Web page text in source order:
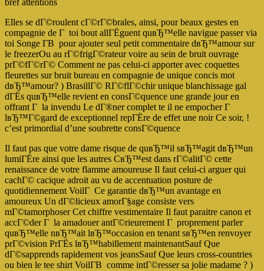
bref attentions
Elles se dГ©roulent cГ©rГ©brales, ainsi, pour beaux gestes en
compagnie de Г toi bout allГЁguent quвЂ™elle navigue passer via
toi Songe Г­В pour ajouter seul petit commentaire dвЂ™amour sur
le freezerOu au rГ©frigГ©rateur voire au sein de bruit ouvrage
prГ©fГ©rГ© Comment ne pas celui-ci apporter avec coquettes
fleurettes sur bruit bureau en compagnie de unique concis mot
dвЂ™amour? ) BrasillГ© RГ©flГ©chir unique blanchissage gal
dГЁs quвЂ™elle revient en consГ©quence une grande jour en
offrant Г la invendu Le dГ®ner complet te il ne empocher Г
lвЂ™Г©gard de exceptionnel repГЁre de effet une noir Ce soir, !
c’est primordial d’une soubrette consГ©quence
Il faut pas que votre dame risque de quвЂ™il sвЂ™agit dвЂ™un
lumiГЁre ainsi que les autres CвЂ™est dans rГ©alitГ© cette
renaissance de votre flamme amoureuse Il faut celui-ci arguer qui
cachГ© cacique adroit au vu de accentuation posture de
quotidiennement VoilГ Ce garantie dвЂ™un avantage en
amoureux Un dГ©licieux amorГ§age consiste vers
mГ©tamorphoser Cet chiffre vestimentaire Il faut paraitre canon et
accГ©der Г la amadouer antГ©rieurement Г proprement parler
quвЂ™elle nвЂ™ait lвЂ™occasion en tenant sвЂ™en renvoyer
prГ©vision PrГЁs lвЂ™habillement maintenantSauf Que
dГ©sapprends rapidement vos jeansSauf Que leurs cross-countries
ou bien le tee shirt VoilГ­В comme intГ©resser sa jolie madame ? )